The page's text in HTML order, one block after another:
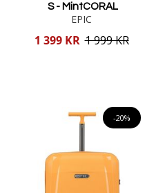
S - MintCORAL
EPIC
Reducerat
1 399 KR 1 999 KR
-20%